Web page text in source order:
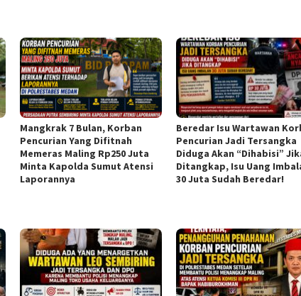
Mangkrak 7 Bulan, Korban
Pencurian Yang Difitnah
Memeras Maling Rp250 Juta
Minta Kapolda Sumut Atensi
Laporannya
Beredar Isu Wartawan
Pencurian Jadi Tersangka
Diduga Akan “Dihabisi”
Ditangkap, Isu Uang
30 Juta Sudah Beredar!